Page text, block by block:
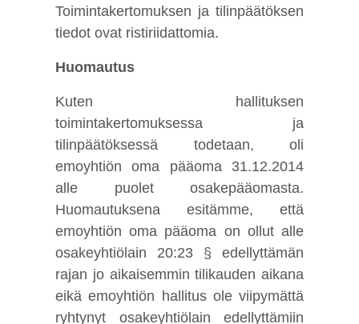
Toimintakertomuksen ja tilinpäätöksen
tiedot ovat ristiriidattomia.
Huomautus
Kuten hallituksen
toimintakertomuksessa ja
tilinpäätöksessä todetaan, oli
emoyhtiön oma pääoma 31.12.2014
alle puolet osakepääomasta.
Huomautuksena esitämme, että
emoyhtiön oma pääoma on ollut alle
osakeyhtiölain 20:23 § edellyttämän
rajan jo aikaisemmin tilikauden aikana
eikä emoyhtiön hallitus ole viipymättä
ryhtynyt osakeyhtiölain edellyttämiin